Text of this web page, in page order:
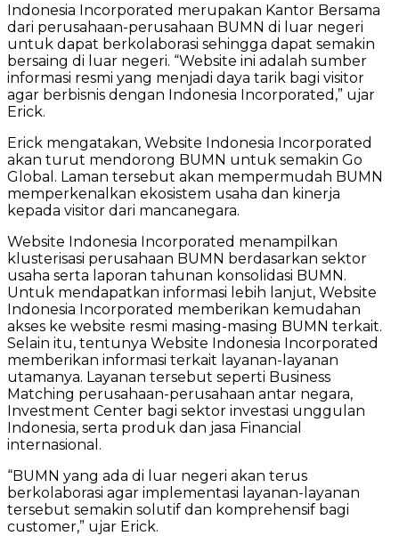
Indonesia Incorporated merupakan Kantor Bersama
dari perusahaan-perusahaan BUMN di luar negeri
untuk dapat berkolaborasi sehingga dapat semakin
bersaing di luar negeri. “Website ini adalah sumber
informasi resmi yang menjadi daya tarik bagi visitor
agar berbisnis dengan Indonesia Incorporated,” ujar
Erick.
Erick mengatakan, Website Indonesia Incorporated
akan turut mendorong BUMN untuk semakin Go
Global. Laman tersebut akan mempermudah BUMN
memperkenalkan ekosistem usaha dan kinerja
kepada visitor dari mancanegara.
Website Indonesia Incorporated menampilkan
klusterisasi perusahaan BUMN berdasarkan sektor
usaha serta laporan tahunan konsolidasi BUMN.
Untuk mendapatkan informasi lebih lanjut, Website
Indonesia Incorporated memberikan kemudahan
akses ke website resmi masing-masing BUMN terkait.
Selain itu, tentunya Website Indonesia Incorporated
memberikan informasi terkait layanan-layanan
utamanya. Layanan tersebut seperti Business
Matching perusahaan-perusahaan antar negara,
Investment Center bagi sektor investasi unggulan
Indonesia, serta produk dan jasa Financial
internasional.
“BUMN yang ada di luar negeri akan terus
berkolaborasi agar implementasi layanan-layanan
tersebut semakin solutif dan komprehensif bagi
customer,” ujar Erick.